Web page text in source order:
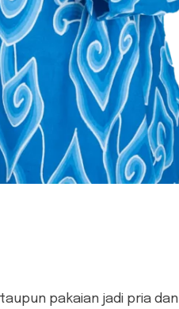
pakaian jadi pria dan